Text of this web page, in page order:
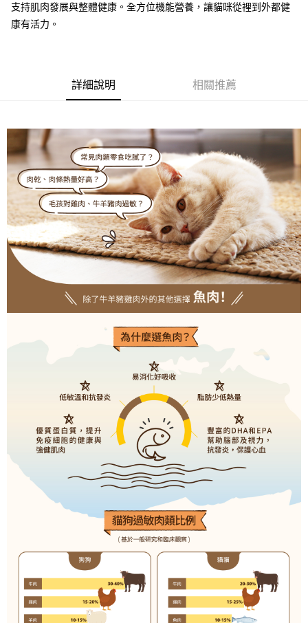
※ 請注意：結帳手續完成當下不需立刻繳費，但若您需要取消訂單，請聯絡
購買商品的店家。未經商家同意取消之訂單仍視為有效，需透過AFTEE先享
後付繳納相關費用。
權轉讓予恩沛科技股份有限公司。
２．關於個人資料處理事宜，請瀏覽以下網址：
https://aftee.tw/terms/#terms3
３．未成年的使用者請事先徵得法定代理人或監護人之同意方可使用
「AFTEE先享後付」，若未經同意申辦者引起之損失，本公司不負相關責
任。
４．使用「AFTEE先享後付」時，將依據個別帳號之用戶狀況，依本公司即
時審查核予不同之上限額度；若仍有額度不足之情形，本公司將視審查結果
請求用戶進行身份認證。
５．嚴禁一人註冊多個帳號或使用他人資訊註冊。若發現惡意使用之情形，
恩沛科技股份有限公司將有權停止該用戶之使用額度並採取法律行動。
每筆NT$60，滿NT$690(含以上)免運費
貨到付款
每筆NT$120，滿NT$1,000(含以上)免運費
支持肌肉發展與整體健康。全方位機能營養，讓貓咪從裡到外都健
康有活力。
詳細說明 相關推薦